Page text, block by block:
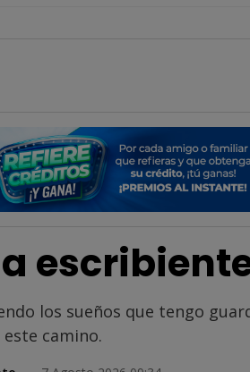
los sueños que tengo
camino.